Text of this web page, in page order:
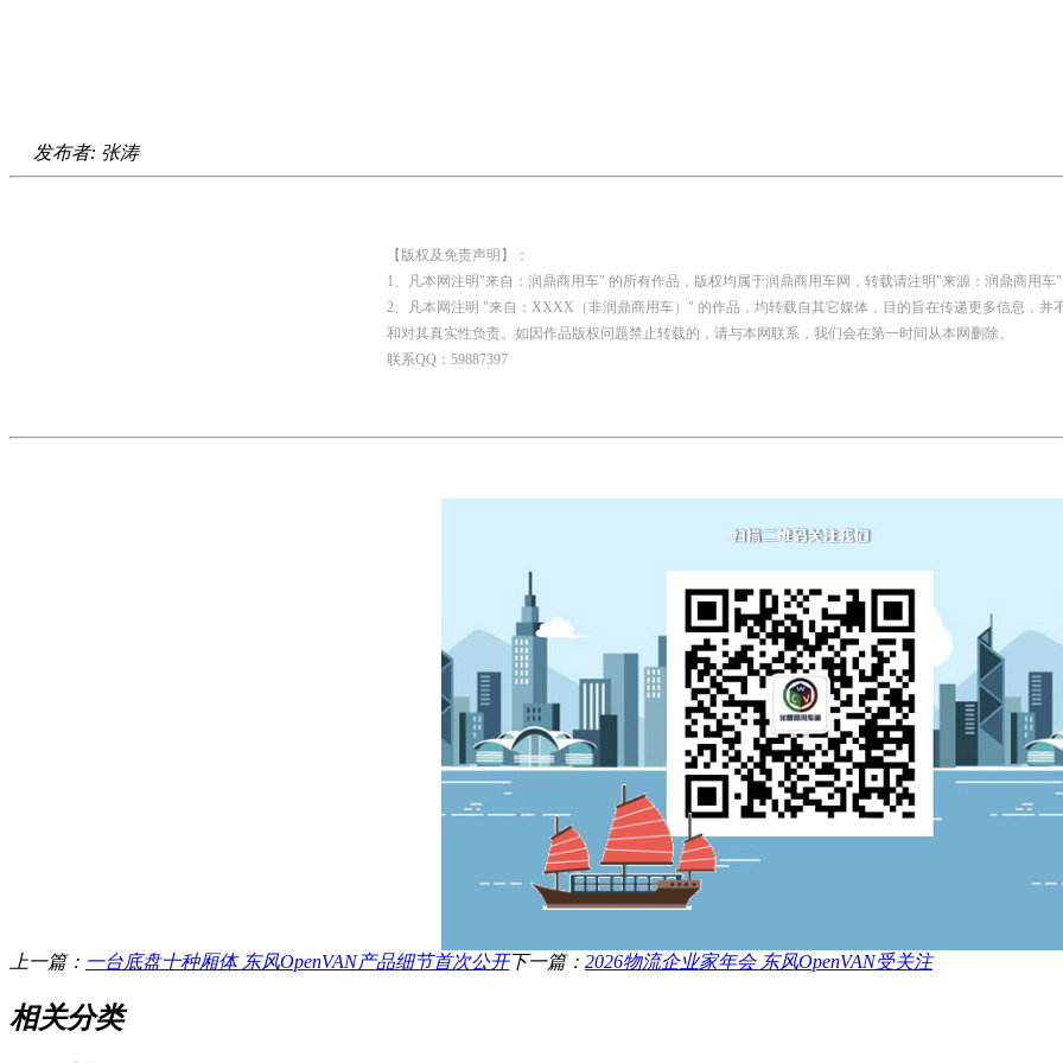
发布者: 张涛
【版权及免责声明】：
1、凡本网注明"来自：润鼎商用车" 的所有作品，版权均属于润鼎商用车网，转载请注明"来源：润鼎商用车"
2、凡本网注明 "来自：XXXX（非润鼎商用车）" 的作品，均转载自其它媒体，目的旨在传递更多信息，并
和对其真实性负责。如因作品版权问题禁止转载的，请与本网联系，我们会在第一时间从本网删除。
联系QQ：59887397
上一篇： 一台底盘十种厢体 东风OpenVAN产品细节首次公开下一篇： 2026物流企业家年会 东风OpenVAN受关注
相关分类